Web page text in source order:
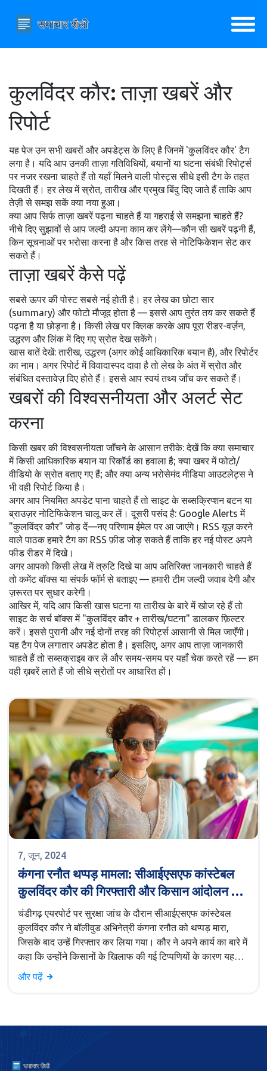
कुलविंदर कौर: ताज़ा खबरें और
रिपोर्ट
यह पेज उन सभी खबरों और अपडेट्स के लिए है जिनमें 'कुलविंदर कौर' टैग
लगा है। यदि आप उनकी ताज़ा गतिविधियों, बयानों या घटना संबंधी रिपोर्ट्स
पर नजर रखना चाहते हैं तो यहाँ मिलने वाली पोस्ट्स सीधे इसी टैग के तहत
दिखती हैं। हर लेख में स्रोत, तारीख और प्रमुख बिंदु दिए जाते हैं ताकि आप
तेज़ी से समझ सकें क्या नया हुआ।
क्या आप सिर्फ ताज़ा खबरें पढ़ना चाहते हैं या गहराई से समझना चाहते हैं?
नीचे दिए सुझावों से आप जल्दी अपना काम कर लेंगे—कौन सी खबरें पढ़नी हैं,
किन सूचनाओं पर भरोसा करना है और किस तरह से नोटिफिकेशन सेट कर
सकते हैं।
ताज़ा खबरें कैसे पढ़ें
सबसे ऊपर की पोस्ट सबसे नई होती है। हर लेख का छोटा सार
(summary) और फोटो मौजूद होता है — इससे आप तुरंत तय कर सकते हैं
पढ़ना है या छोड़ना है। किसी लेख पर क्लिक करके आप पूरा रीडर-वर्ज़न,
उद्धरण और लिंक में दिए गए स्रोत देख सकेंगे।
खास बातें देखें: तारीख, उद्धरण (अगर कोई आधिकारिक बयान है), और रिपोर्टर
का नाम। अगर रिपोर्ट में विवादास्पद दावा है तो लेख के अंत में स्रोत और
संबंधित दस्तावेज़ दिए होते हैं। इससे आप स्वयं तथ्य जाँच कर सकते हैं।
खबरों की विश्वसनीयता और अलर्ट सेट
करना
किसी खबर की विश्वसनीयता जाँचने के आसान तरीके: देखें कि क्या समाचार
में किसी आधिकारिक बयान या रिकॉर्ड का हवाला है; क्या खबर में फोटो/
वीडियो के स्रोत बताए गए हैं; और क्या अन्य भरोसेमंद मीडिया आउटलेट्स ने
भी वही रिपोर्ट किया है।
अगर आप नियमित अपडेट पाना चाहते हैं तो साइट के सब्सक्रिप्शन बटन या
ब्राउज़र नोटिफिकेशन चालू कर लें। दूसरी पसंद है: Google Alerts में
"कुलविंदर कौर" जोड़ दें—नए परिणाम ईमेल पर आ जाएंगे। RSS यूज़ करने
वाले पाठक हमारे टैग का RSS फ़ीड जोड़ सकते हैं ताकि हर नई पोस्ट अपने
फीड रीडर में दिखे।
अगर आपको किसी लेख में त्रुटि दिखे या आप अतिरिक्त जानकारी चाहते हैं
तो कमेंट बॉक्स या संपर्क फॉर्म से बताइए — हमारी टीम जल्दी जवाब देगी और
ज़रूरत पर सुधार करेगी।
आखिर में, यदि आप किसी खास घटना या तारीख के बारे में खोज रहे हैं तो
साइट के सर्च बॉक्स में "कुलविंदर कौर + तारीख/घटना" डालकर फ़िल्टर
करें। इससे पुरानी और नई दोनों तरह की रिपोर्ट्स आसानी से मिल जाएँगी।
यह टैग पेज लगातार अपडेट होता है। इसलिए, अगर आप ताज़ा जानकारी
चाहते हैं तो सब्सक्राइब कर लें और समय-समय पर यहाँ चेक करते रहें — हम
वही ख़बरें लाते हैं जो सीधे स्रोतों पर आधारित हों।
7, जून, 2024
कंगना रनौत थप्पड़ मामला: सीआईएसएफ कांस्टेबल
कुलविंदर कौर की गिरफ्तारी और किसान आंदोलन के
समर्थन में उठती आवाजें
चंडीगढ़ एयरपोर्ट पर सुरक्षा जांच के दौरान सीआईएसएफ कांस्टेबल
कुलविंदर कौर ने बॉलीवुड अभिनेत्री कंगना रनौत को थप्पड़ मारा,
जिसके बाद उन्हें गिरफ्तार कर लिया गया। कौर ने अपने कार्य का बारे में
कहा कि उन्होंने किसानों के खिलाफ की गई टिप्पणियों के कारण यह
कदम उठाया। कंगना ने उनकी पिटाई की शिकायत की है। किसान
संगठनों ने कौर का समर्थन करते हुए 'इंसाफ मार्च' करने का ऐलान किया
और पढ़ें